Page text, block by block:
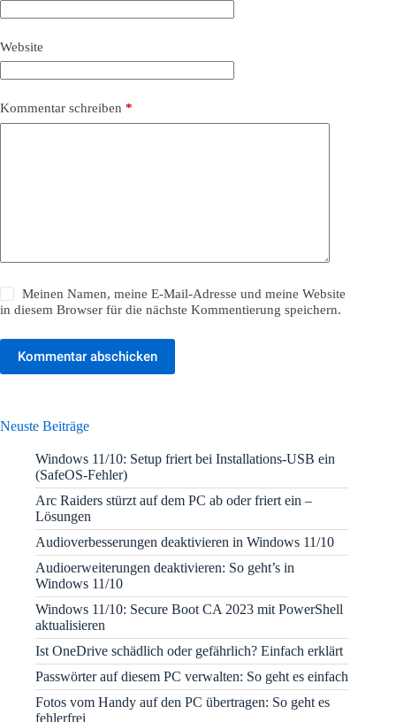
Website
Kommentar schreiben *
Meinen Namen, meine E-Mail-Adresse und meine Website
in diesem Browser für die nächste Kommentierung speichern.
Kommentar abschicken
Neuste Beiträge
Windows 11/10: Setup friert bei Installations-USB ein
(SafeOS-Fehler)
Arc Raiders stürzt auf dem PC ab oder friert ein –
Lösungen
Audioverbesserungen deaktivieren in Windows 11/10
Audioerweiterungen deaktivieren: So geht’s in
Windows 11/10
Windows 11/10: Secure Boot CA 2023 mit PowerShell
aktualisieren
Ist OneDrive schädlich oder gefährlich? Einfach erklärt
Passwörter auf diesem PC verwalten: So geht es einfach
Fotos vom Handy auf den PC übertragen: So geht es
fehlerfrei